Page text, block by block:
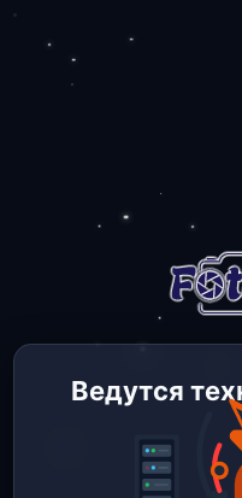
Ведутся